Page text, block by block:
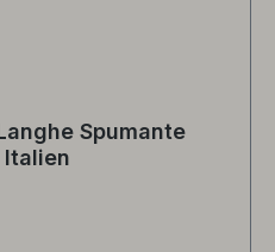
Spumante
Italien